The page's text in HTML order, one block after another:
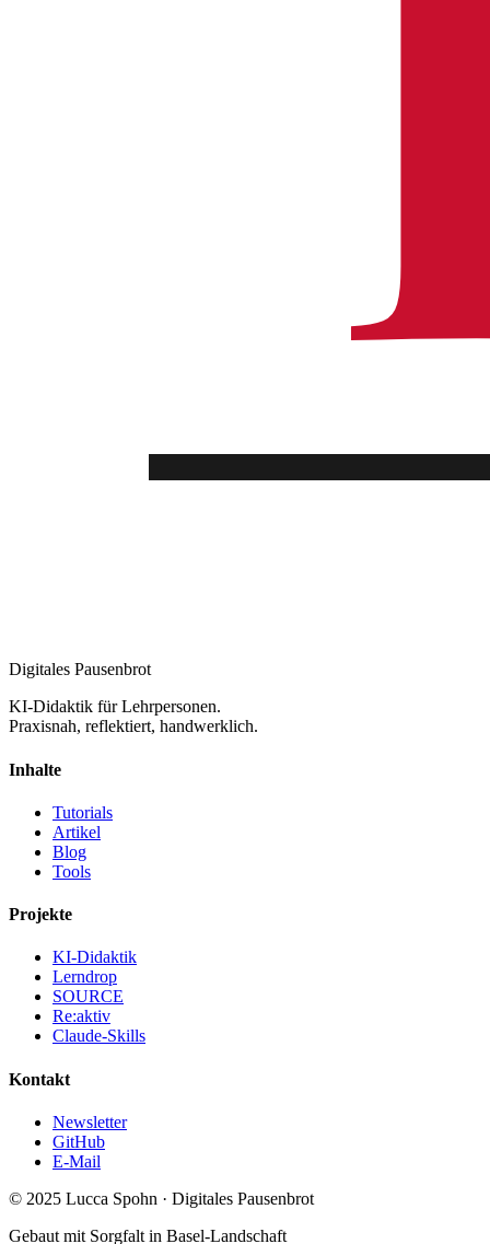
Digitales Pausenbrot
KI-Didaktik für Lehrpersonen.
Praxisnah, reflektiert, handwerklich.
Inhalte
Tutorials
Artikel
Blog
Tools
Projekte
KI-Didaktik
Lerndrop
SOURCE
Re:aktiv
Claude-Skills
Kontakt
Newsletter
GitHub
E-Mail
© 2025 Lucca Spohn · Digitales Pausenbrot
Gebaut mit Sorgfalt in Basel-Landschaft